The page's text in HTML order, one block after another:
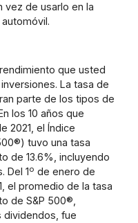
vez de usarlo en la
que usted
La tasa de
parte de los tipos de
los 10 años que
2021, el Índice
tuvo una tasa
de 13.6%, incluyendo
Del 1o de enero de
el promedio de la tasa
de S&P 500®,
dividendos, fue